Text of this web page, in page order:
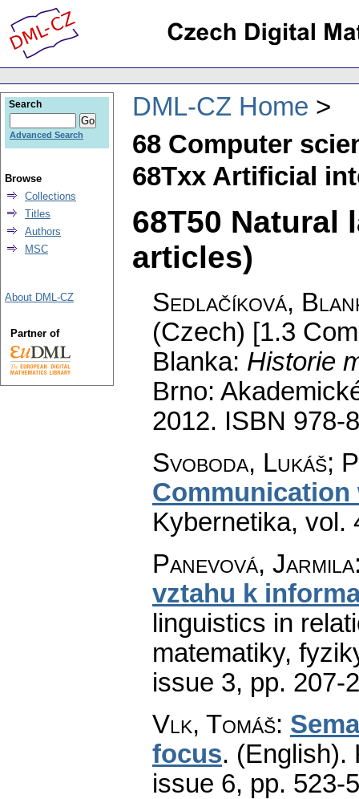
DML-CZ Home
68 Computer
68Txx Artificial
68T50 Natural
articles)
Sedlačíková,
(Czech) [1.3
Blanka: Historie
Brno:
2012. ISBN 978-
Svoboda, Lukáš;
Kybernetika, vol.
Panevová, Jarmila
vztahu k
linguistics in
matematiky,
issue 3, pp. 207-
Vlk, Tomáš:
focus. (English).
issue 6, pp. 523-
Search
Advanced Search
Browse
Collections
Titles
Authors
MSC
About DML-CZ
Partner of